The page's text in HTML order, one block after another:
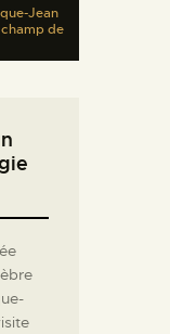
Jean
de